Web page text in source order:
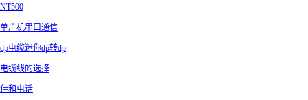
NT500
单片机串口通信
dp电缆迷你dp转dp
电缆线的选择
佳和电话